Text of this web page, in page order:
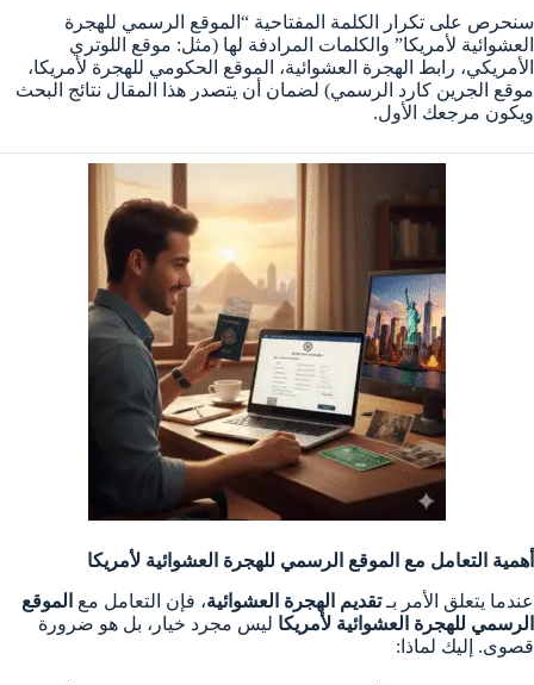
سنحرص على تكرار الكلمة المفتاحية “الموقع الرسمي للهجرة
العشوائية لأمريكا” والكلمات المرادفة لها (مثل: موقع اللوتري
الأمريكي، رابط الهجرة العشوائية، الموقع الحكومي للهجرة لأمريكا،
موقع الجرين كارد الرسمي) لضمان أن يتصدر هذا المقال نتائج البحث
ويكون مرجعك الأول.
أهمية التعامل مع الموقع الرسمي للهجرة العشوائية لأمريكا
عندما يتعلق الأمر بـتقديم الهجرة العشوائية، فإن التعامل مع الموقع
الرسمي للهجرة العشوائية لأمريكا ليس مجرد خيار، بل هو ضرورة
قصوى. إليك لماذا: